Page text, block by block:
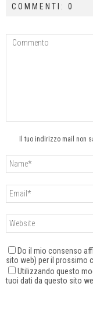
COMMENTI: 0
Il tuo indirizzo mail non
Do il mio consenso
sito web) per il prossimo
Utilizzando questo
tuoi dati da questo sito